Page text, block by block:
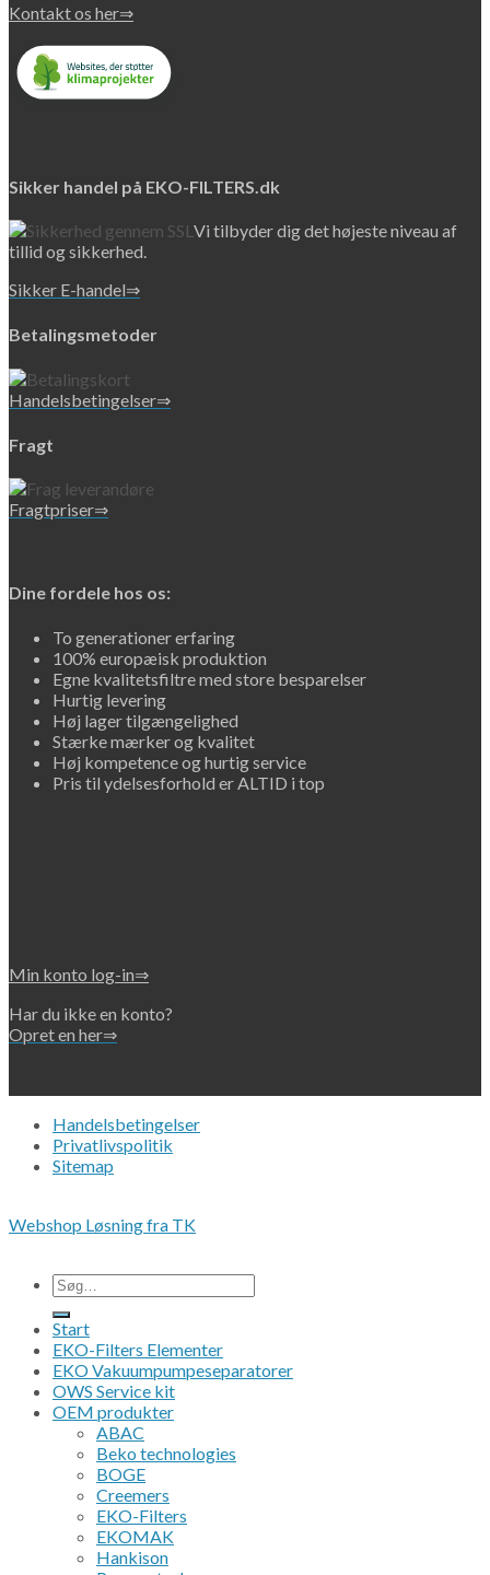
Kontakt os her⇒
Sikker handel på EKO-FILTERS.dk
Vi tilbyder dig det højeste niveau af
tillid og sikkerhed.
Sikker E-handel⇒
Betalingsmetoder
Handelsbetingelser⇒
Fragt
Fragtpriser⇒
Dine fordele hos os:
To generationer erfaring
100% europæisk produktion
Egne kvalitetsfiltre med store besparelser
Hurtig levering
Høj lager tilgængelighed
Stærke mærker og kvalitet
Høj kompetence og hurtig service
Pris til ydelsesforhold er ALTID i top
Min konto log-in⇒
Har du ikke en konto?
Opret en her⇒
Handelsbetingelser
Privatlivspolitik
Sitemap
Webshop Løsning fra TK
Søg
efter:
Start
EKO-Filters Elementer
EKO Vakuumpumpeseparatorer
OWS Service kit
OEM produkter
ABAC
Beko technologies
BOGE
Creemers
EKO-Filters
EKOMAK
Hankison